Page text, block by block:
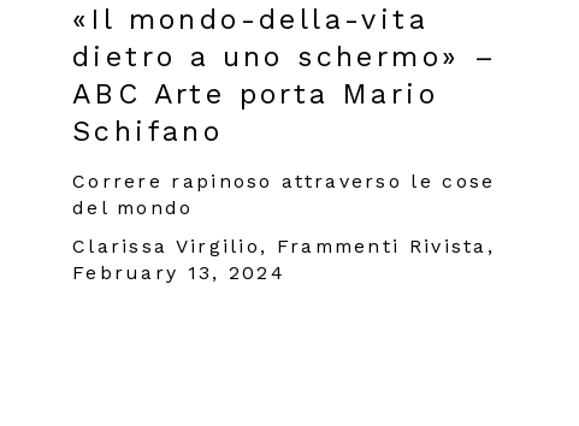
«Il mondo-della-vita
dietro a uno schermo» –
ABC Arte porta Mario
Schifano
Correre rapinoso attraverso le cose
del mondo
Clarissa Virgilio, Frammenti Rivista,
February 13, 2024